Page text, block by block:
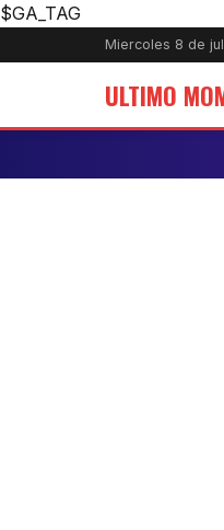
$GA_TAG
Miercoles 8 de
ULTIMO